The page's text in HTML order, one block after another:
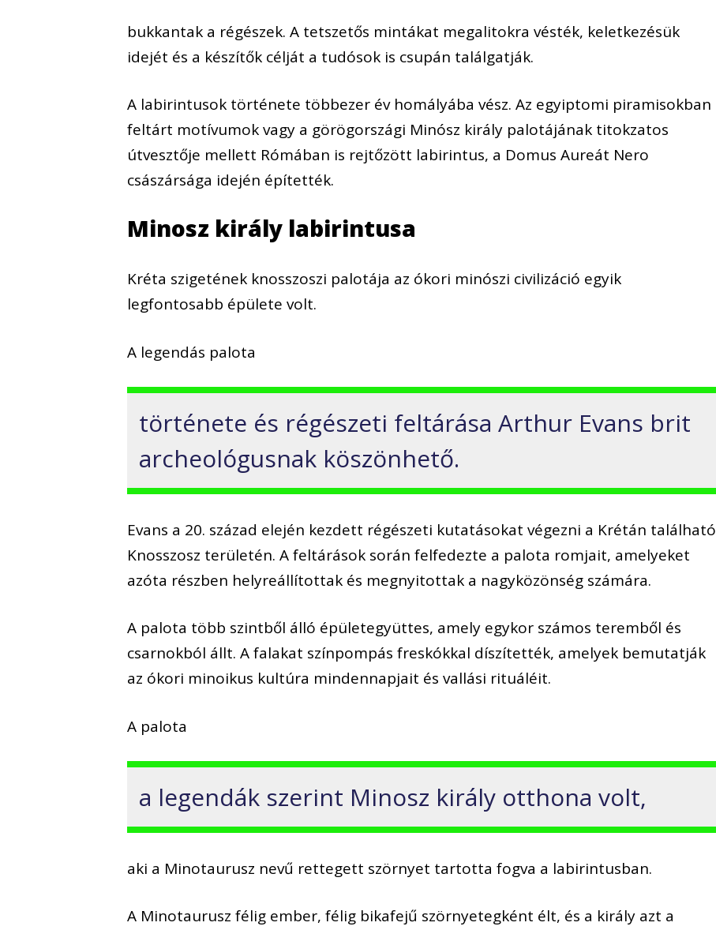
bukkantak a régészek. A tetszetős mintákat megalitokra vésték, keletkezésük
idejét és a készítők célját a tudósok is csupán találgatják.
A labirintusok története többezer év homályába vész. Az egyiptomi piramisokban
feltárt motívumok vagy a görögországi Minósz király palotájának titokzatos
útvesztője mellett Rómában is rejtőzött labirintus, a Domus Aureát Nero
császársága idején építették.
Minosz király labirintusa
Kréta szigetének knosszoszi palotája az ókori minószi civilizáció egyik
legfontosabb épülete volt.
A legendás palota
története és régészeti feltárása Arthur Evans brit
archeológusnak köszönhető.
Evans a 20. század elején kezdett régészeti kutatásokat végezni a Krétán található
Knosszosz területén. A feltárások során felfedezte a palota romjait, amelyeket
azóta részben helyreállítottak és megnyitottak a nagyközönség számára.
A palota több szintből álló épületegyüttes, amely egykor számos teremből és
csarnokból állt. A falakat színpompás freskókkal díszítették, amelyek bemutatják
az ókori minoikus kultúra mindennapjait és vallási rituáléit.
A palota
a legendák szerint Minosz király otthona volt,
aki a Minotaurusz nevű rettegett szörnyet tartotta fogva a labirintusban.
A Minotaurusz félig ember, félig bikafejű szörnyetegként élt, és a király azt a